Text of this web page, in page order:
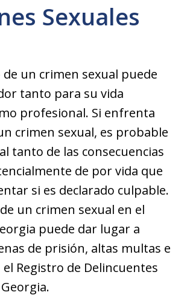
Sexuales
de un crimen sexual puede
tanto para su vida
profesional. Si enfrenta
crimen sexual, es probable
tanto de las consecuencias
de por vida que
si es declarado culpable.
un crimen sexual en el
puede dar lugar a
de prisión, altas multas e
Registro de Delincuentes